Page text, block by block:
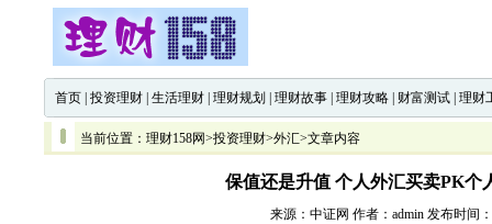
首页 投资理财 生活理财 理财规划 理财故事 理财攻略 财富测试 理财
当前位置： 理财158网>投资理财>外汇>文章内容
保值还是升值 个人外汇买卖PK个
来源：中证网 作者：admin 发布时间